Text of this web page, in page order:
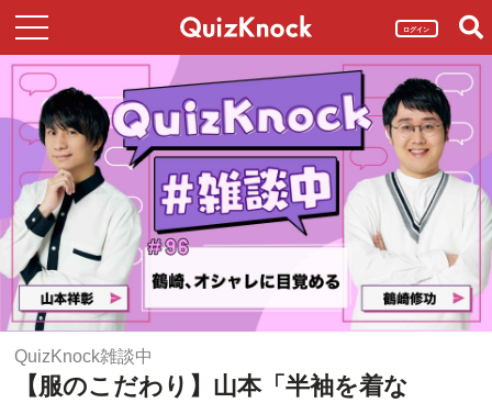
ログイン
QuizKnock雑談中
【服のこだわり】山本「半袖を着な